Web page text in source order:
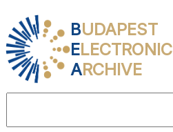
BUDAPEST
ELECTRONIC
ARCHIVE